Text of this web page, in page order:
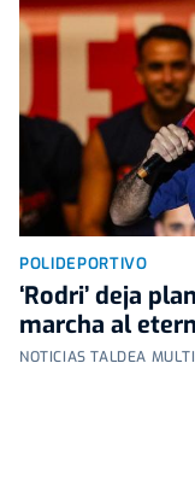
POLIDEPORTIVO
‘Rodri’ deja
marcha al
NOTICIAS TALDEA